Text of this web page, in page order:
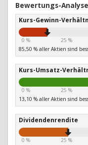
Bewertungs-
Kurs-Gewinn-
0 % 25 %
85,50 % aller Aktien sind
Kurs-Umsatz-
0 % 25 %
13,10 % aller Aktien sind
Dividendenrendite
0 % 25 %